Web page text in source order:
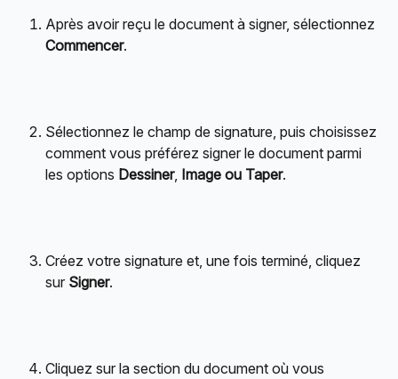
Après avoir reçu le document à signer, sélectionnez
Commencer.
Sélectionnez le champ de signature, puis choisissez
comment vous préférez signer le document parmi
les options Dessiner, Image ou Taper.
Créez votre signature et, une fois terminé, cliquez
sur Signer.
Cliquez sur la section du document où vous